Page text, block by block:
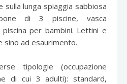
sulla lunga spiaggia sabbiosa
di 3 piscine, vasca
per bambini. Lettini e
sino ad esaurimento.
tipologie (occupazione
di cui 3 adulti): standard,